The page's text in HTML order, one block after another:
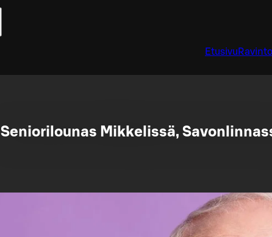
Etusivu
Seniorilounas Mikkelissä,